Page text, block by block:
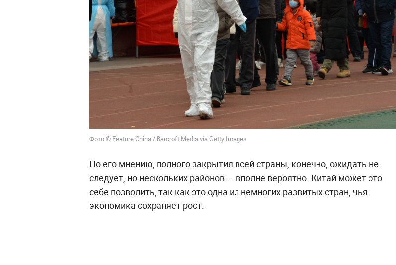
Фото © Feature China / Barcroft Media via Getty Images
По его мнению, полного закрытия всей страны, конечно, ожидать не
следует, но нескольких районов — вполне вероятно. Китай может это
себе позволить, так как это одна из немногих развитых стран, чья
экономика сохраняет рост.